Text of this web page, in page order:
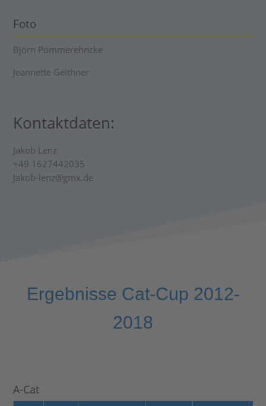
Foto
Björn Pommerehncke
Jeannette Geithner
Kontaktdaten:
Jakob Lenz
+49 1627442035
Jakob-lenz@gmx.de
Ergebnisse Cat-Cup 2012-
2018
A-Cat